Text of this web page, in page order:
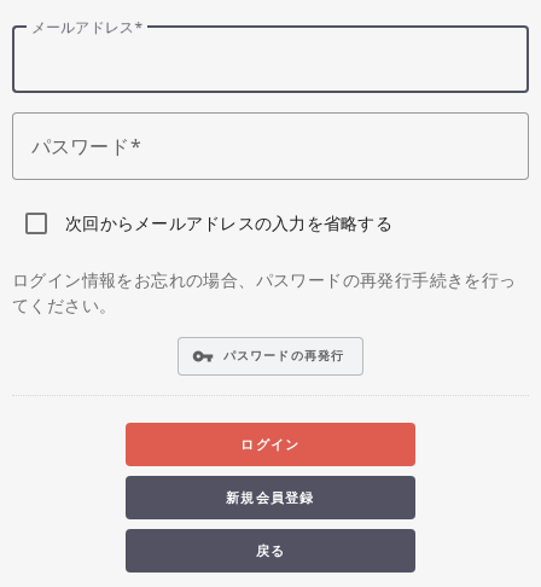
メールアドレス
パスワード
次回からメールアドレスの入力を省略する
ログイン情報をお忘れの場合、パスワードの再発行手続きを行っ
てください。
vpn_key パスワードの再発行
ログイン
新規会員登録
戻る